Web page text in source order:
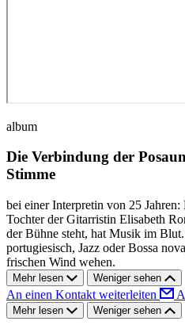
album
Die Verbindung der
Stimme
bei einer Interpretin von 25
Tochter der Gitarristin Elisabeth
der Bühne steht, hat Musik im
portugiesisch, Jazz oder Bossa
frischen Wind wehen.
Mehr lesen Weniger sehen
An einen Kontakt weiterleiten
Mehr lesen Weniger sehen